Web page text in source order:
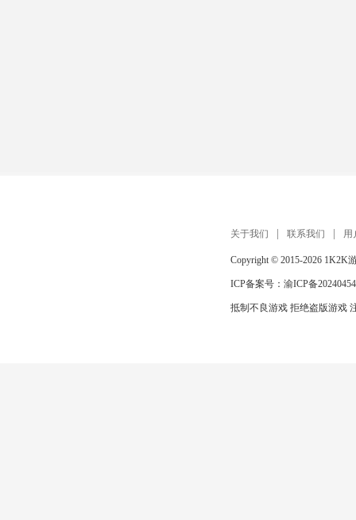
关于我们 联系我们 用
Copyright © 2015-2026 1K2K
ICP备案号： 渝ICP备
抵制不良游戏 拒绝盗版游戏